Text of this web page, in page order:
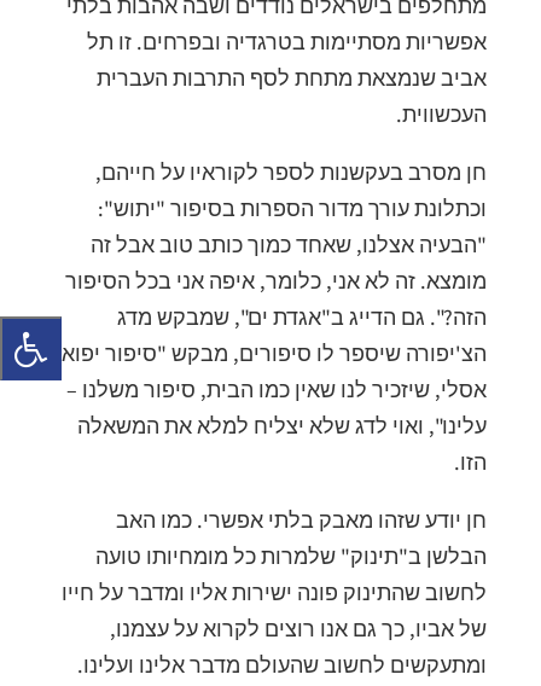
אפשריות מסתיימות בטרגדיה ובפרחים. זו תל
אביב שנמצאת מתחת לסף התרבות העברית
העכשווית.
חן מסרב בעקשנות לספר לקוראיו על חייהם,
וכתלונת עורך מדור הספרות בסיפור "יתוש":
"הבעיה אצלנו, שאחד כמוך כותב טוב אבל זה
מומצא. זה לא אני, כלומר, איפה אני בכל הסיפור
הזה?". גם הדייג ב"אגדת ים", שמבקש מדג
הצ'יפורה שיספר לו סיפורים, מבקש "סיפור יפואי
אסלי, שיזכיר לנו שאין כמו הבית, סיפור משלנו –
עלינו", ואוי לדג שלא יצליח למלא את המשאלה
הזו.
חן יודע שזהו מאבק בלתי אפשרי. כמו האב
הבלשן ב"תינוק" שלמרות כל מומחיותו טועה
לחשוב שהתינוק פונה ישירות אליו ומדבר על חייו
של אביו, כך גם אנו רוצים לקרוא על עצמנו,
ומתעקשים לחשוב שהעולם מדבר אלינו ועלינו.